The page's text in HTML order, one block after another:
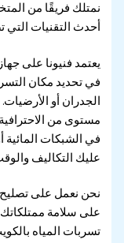
نمتلك فريقًا من
أحدث التقنيات
يعتمد فنيونا على
في تحديد مكان
الجدران أو
مستوى من
في الشبكات المائية
عليك التكاليف
نحن نعمل على
على سلامة
تسربات المياه